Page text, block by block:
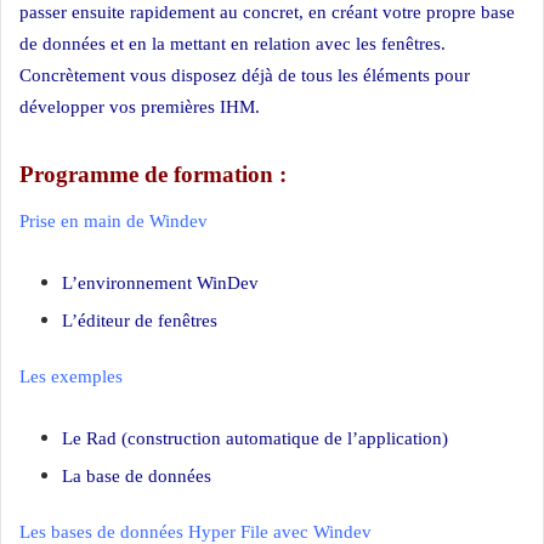
passer ensuite rapidement au concret, en créant votre propre base
de données et en la mettant en relation avec les fenêtres.
Concrètement vous disposez déjà de tous les éléments pour
développer vos premières IHM.
Programme de formation :
Prise en main de Windev
L’environnement WinDev
L’éditeur de fenêtres
Les exemples
Le Rad (construction automatique de l’application)
La base de données
Les bases de données Hyper File avec Windev